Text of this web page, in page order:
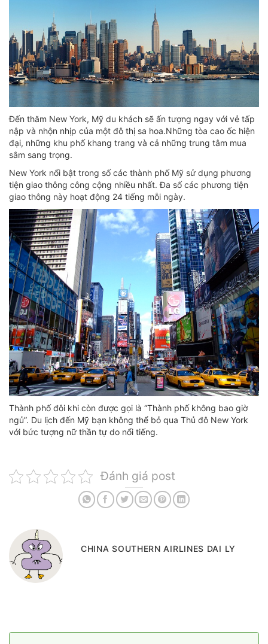
Đến thăm New York, Mỹ du khách sẽ ấn tượng ngay với vẻ tấp
nập và nhộn nhịp của một đô thị sa hoa.Những tòa cao ốc hiện
đại, những khu phố khang trang và cả những trung tâm mua
sắm sang trọng.
New York nổi bật trong số các thành phố Mỹ sử dụng phương
tiện giao thông công cộng nhiều nhất. Đa số các phương tiện
giao thông này hoạt động 24 tiếng mỗi ngày.
Thành phố đôi khi còn được gọi là “Thành phố không bao giờ
ngủ”. Du lịch đến Mỹ bạn không thể bỏ qua Thủ đô New York
với bức tượng nữ thần tự do nổi tiếng.
Đánh giá post
CHINA SOUTHERN AIRLINES DAI LY